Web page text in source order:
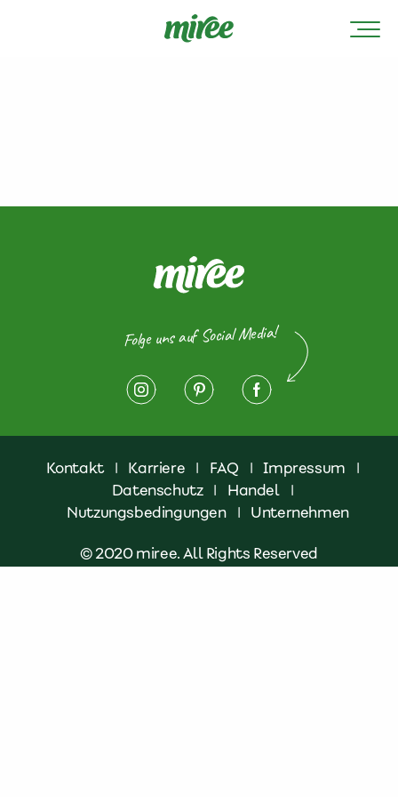
Folge uns auf Social Media!
Kontakt | Karriere | FAQ | Impressum
|
Datenschutz | Handel
|
Nutzungsbedingungen
| Unternehmen
© 2020 miree. All Rights Reserved